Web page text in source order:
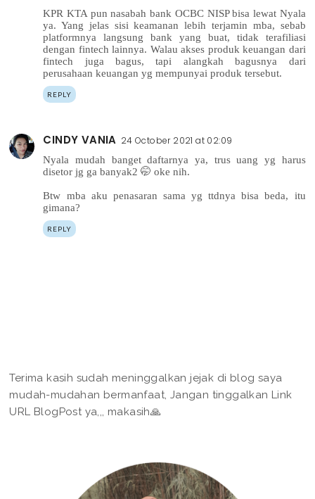
KPR KTA pun nasabah bank OCBC NISP bisa lewat Nyala
ya. Yang jelas sisi keamanan lebih terjamin mba, sebab
platformnya langsung bank yang buat, tidak terafiliasi
dengan fintech lainnya. Walau akses produk keuangan dari
fintech juga bagus, tapi alangkah bagusnya dari
perusahaan keuangan yg mempunyai produk tersebut.
REPLY
CINDY VANIA 24 October 2021 at 02:09
Nyala mudah banget daftarnya ya, trus uang yg harus
disetor jg ga banyak2 🤭 oke nih.
Btw mba aku penasaran sama yg ttdnya bisa beda, itu
gimana?
REPLY
Terima kasih sudah meninggalkan jejak di blog saya
mudah-mudahan bermanfaat, Jangan tinggalkan Link
URL BlogPost ya,,, makasih🙏